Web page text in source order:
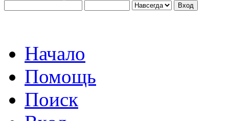
Начало
Помощь
Поиск